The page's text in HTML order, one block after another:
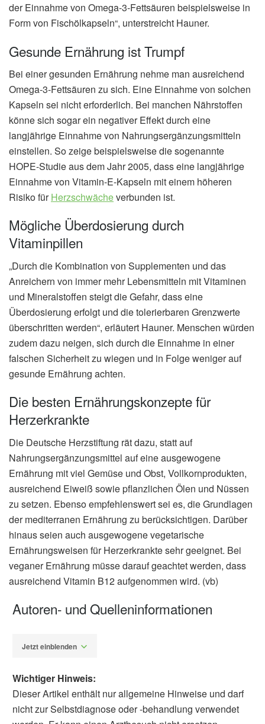
der Einnahme von Omega-3-Fettsäuren beispielsweise in
Form von Fischölkapseln“, unterstreicht Hauner.
Gesunde Ernährung ist Trumpf
Bei einer gesunden Ernährung nehme man ausreichend
Omega-3-Fettsäuren zu sich. Eine Einnahme von solchen
Kapseln sei nicht erforderlich. Bei manchen Nährstoffen
könne sich sogar ein negativer Effekt durch eine
langjährige Einnahme von Nahrungsergänzungsmitteln
einstellen. So zeige beispielsweise die sogenannte
HOPE-Studie aus dem Jahr 2005, dass eine langjährige
Einnahme von Vitamin-E-Kapseln mit einem höheren
Risiko fürHerzschwächeverbunden ist.
Mögliche Überdosierung durch
Vitaminpillen
„Durch die Kombination von Supplementen und das
Anreichern von immer mehr Lebensmitteln mit Vitaminen
und Mineralstoffen steigt die Gefahr, dass eine
Überdosierung erfolgt und die tolerierbaren Grenzwerte
überschritten werden“, erläutert Hauner. Menschen würden
zudem dazu neigen, sich durch die Einnahme in einer
falschen Sicherheit zu wiegen und in Folge weniger auf
gesunde Ernährung achten.
Die besten Ernährungskonzepte für
Herzerkrankte
Die Deutsche Herzstiftung rät dazu, statt auf
Nahrungsergänzungsmittel auf eine ausgewogene
Ernährung mit viel Gemüse und Obst, Vollkornprodukten,
ausreichend Eiweiß sowie pflanzlichen Ölen und Nüssen
zu setzen. Ebenso empfehlenswert sei es, die Grundlagen
der mediterranen Ernährung zu berücksichtigen. Darüber
hinaus seien auch ausgewogene vegetarische
Ernährungsweisen für Herzerkrankte sehr geeignet. Bei
veganer Ernährung müsse darauf geachtet werden, dass
ausreichend Vitamin B12 aufgenommen wird. (vb)
Autoren- und Quelleninformationen
Jetzt einblenden
Wichtiger Hinweis:
Dieser Artikel enthält nur allgemeine Hinweise und darf
nicht zur Selbstdiagnose oder -behandlung verwendet